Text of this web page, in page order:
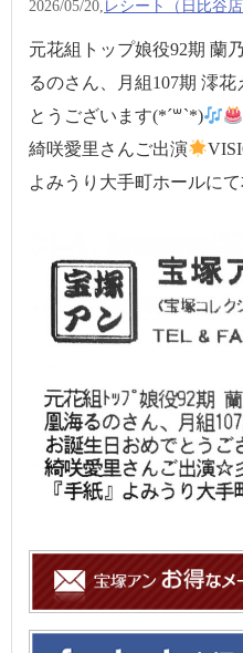
2026/05/20, レシート（日比谷店
元花組トップ娘役92期 蘭
るのさん、月組107期 澪
とうございます(*´꒳`*)
綺咲愛里さんご出演
よみうり大手町ホールに